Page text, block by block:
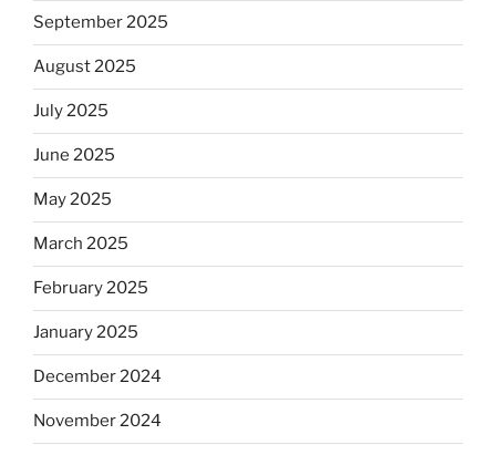
September 2025
August 2025
July 2025
June 2025
May 2025
March 2025
February 2025
January 2025
December 2024
November 2024